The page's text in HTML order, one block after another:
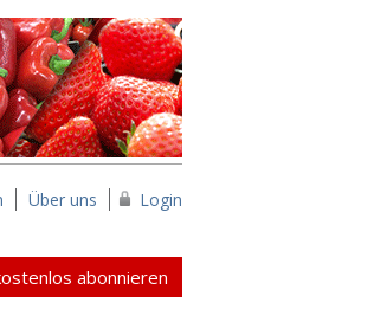
Über uns Login
abonnieren